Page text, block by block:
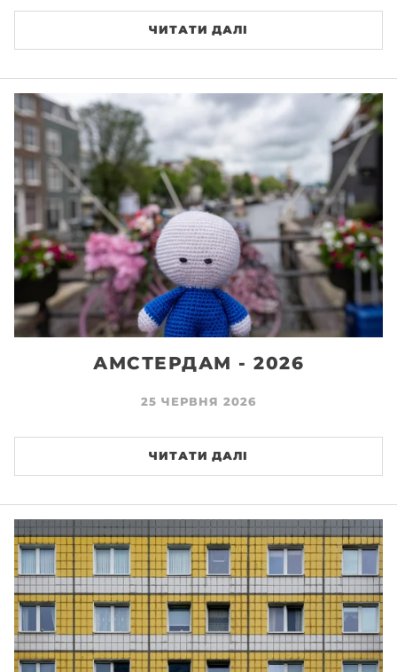
ЧИТАТИ ДАЛІ
АМСТЕРДАМ - 2026
25 ЧЕРВНЯ 2026
ЧИТАТИ ДАЛІ